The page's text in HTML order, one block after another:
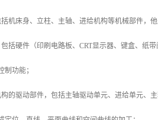
机床身、立柱、主轴、进给机构等机械部件，
括硬件（印刷电路板、CRT显示器、键盒、纸
功能；
的驱动部件，包括主轴驱动单元、进给单元